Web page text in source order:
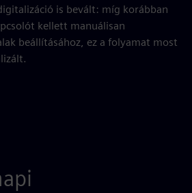
is bevált: míg korábban
kellett manuálisan
beállításához, ez a folyamat most